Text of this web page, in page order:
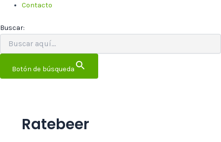
Contacto
Buscar:
Botón de búsqueda
Ratebeer